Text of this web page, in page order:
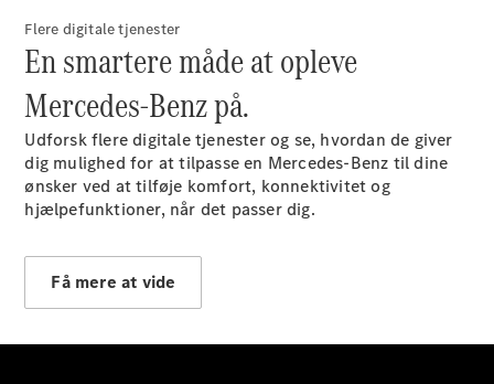
Konfigurator
Benz Online
Coupé
Alle Coupés
Flere digitale tjenester
En smartere måde at opleve
Mercedes-Benz på.
Udforsk flere digitaletjenesterog se, hvordan de giver
dig mulighed for at tilpasse en Mercedes-Benz til dine
ønsker ved at tilføje komfort, konnektivitet og
hjælpefunktioner, når det passer dig.
Få mere at vide